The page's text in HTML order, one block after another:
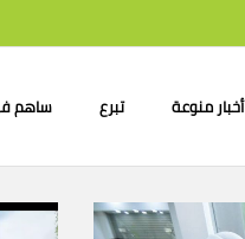
ساهم تبرع أخبار منوعة